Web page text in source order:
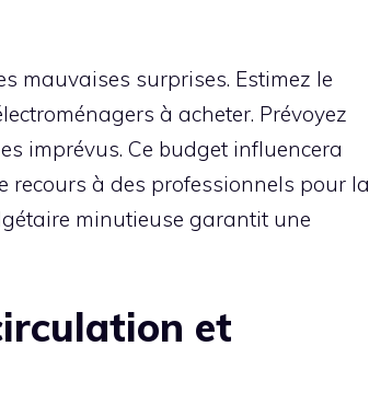
mauvaises surprises. Estimez le
à acheter. Prévoyez
imprévus. Ce budget influencera
recours à des professionnels pour la
minutieuse garantit une
et